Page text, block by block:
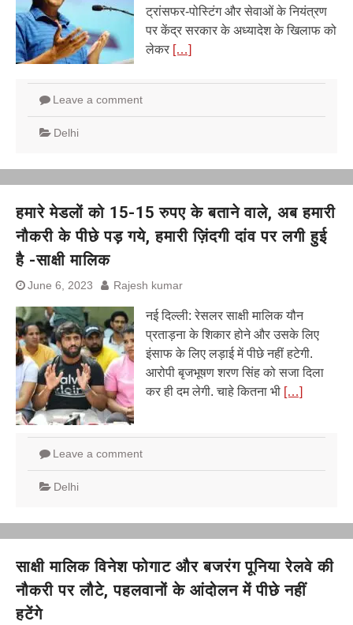
ट्रांसफर-पोस्टिंग और सेवाओं के नियंत्रण
पर केंद्र सरकार के अध्यादेश के खिलाफ को
लेकर […]
Leave a comment
Delhi
हमारे मेडलों को 15-15 रुपए के बताने वाले, अब हमारी
नौकरी के पीछे पड़ गये, हमारी ज़िंदगी दांव पर लगी हुई
है -साक्षी मालिक
June 6, 2023 Rajesh kumar
नई दिल्ली: रेसलर साक्षी मालिक यौन
प्रताड़ना के शिकार होने और उसके लिए
इंसाफ के लिए लड़ाई में पीछे नहीं हटेगी.
आरोपी बृजभूषण शरण सिंह को सजा दिला
कर ही दम लेगी. चाहे कितना भी […]
Leave a comment
Delhi
साक्षी मालिक विनेश फोगाट और बजरंग पूनिया रेलवे की
नौकरी पर लौटे, पहलवानों के आंदोलन में पीछे नहीं
हटेंगे